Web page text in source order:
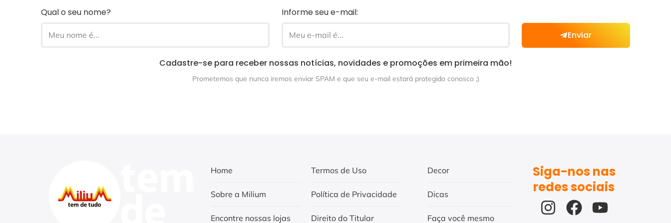
Qual o seu nome?
Informe seu e-mail:
Enviar
Cadastre-se para receber nossas notícias, novidades e promoções em primeira mão!
Prometemos que nunca iremos enviar SPAM e que seu e-mail estará protegido conosco ;)
Home
Sobre a Milium
Encontre nossas lojas
Termos de Uso
Política de Privacidade
Direito do Titular
Decor
Dicas
Faça você mesmo
Siga-nos nas
redes sociais